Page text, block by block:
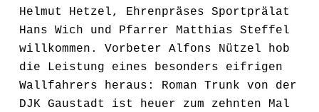
Helmut Hetzel, Ehrenpräses Sportprälat
Hans Wich und Pfarrer Matthias Steffel
willkommen. Vorbeter Alfons Nützel hob
die Leistung eines besonders eifrigen
Wallfahrers heraus: Roman Trunk von der
DJK Gaustadt ist heuer zum zehnten Mal